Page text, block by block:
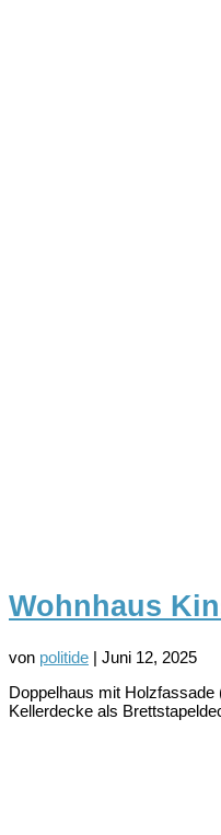
Wohnhaus
von politide | Juni 12, 2025
Doppelhaus mit
Kellerdecke als